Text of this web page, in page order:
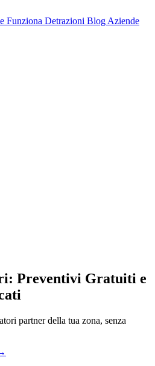
Funziona Detrazioni Blog Aziende
Preventivi Gratuiti e
partner della tua zona, senza